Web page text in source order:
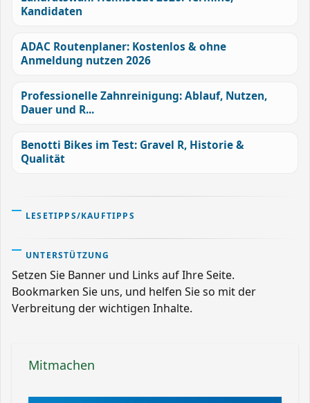
Kandidaten
ADAC Routenplaner: Kostenlos & ohne
Anmeldung nutzen 2026
Professionelle Zahnreinigung: Ablauf, Nutzen,
Dauer und R...
Benotti Bikes im Test: Gravel R, Historie &
Qualität
LESETIPPS/KAUFTIPPS
UNTERSTÜTZUNG
Setzen Sie Banner und Links auf Ihre Seite.
Bookmarken Sie uns, und helfen Sie so mit der
Verbreitung der wichtigen Inhalte.
Mitmachen